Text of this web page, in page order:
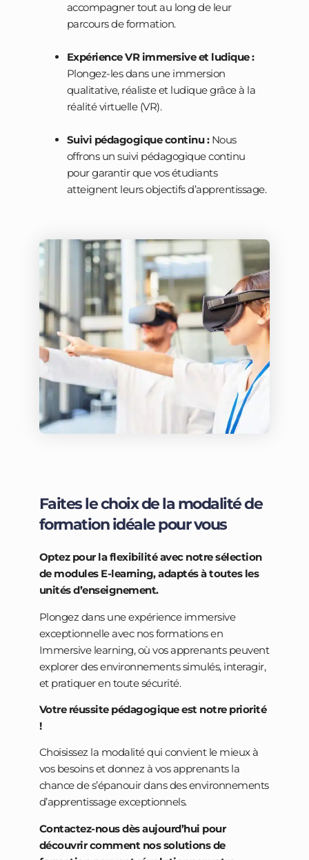
accompagner tout au long de leur
parcours de formation.
Expérience VR immersive et ludique :
Plongez-les dans une immersion
qualitative, réaliste et ludique grâce à la
réalité virtuelle (VR).
Suivi pédagogique continu :Nous
offrons un suivi pédagogique continu
pour garantir que vos étudiants
atteignent leurs objectifs d’apprentissage.
Faites le choix de la modalité de
formation idéale pour vous
Optez pour la flexibilité avec notre sélection
de modules E-learning, adaptés à toutes les
unités d’enseignement.
Plongez dans une expérience immersive
exceptionnelle avec nos formations en
Immersive learning, où vos apprenants peuvent
explorer des environnements simulés, interagir,
et pratiquer en toute sécurité.
Votre réussite pédagogique est notre priorité
!
Choisissez la modalité qui convient le mieux à
vos besoins et donnez à vos apprenants la
chance de s’épanouir dans des environnements
d’apprentissage exceptionnels.
Contactez-nous dès aujourd’hui pour
découvrir comment nos solutions de